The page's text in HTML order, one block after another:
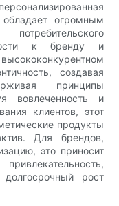
огромным
к бренду и
создавая
принципы
вовлеченность и
клиентов, этот
продукты
Для брендов,
это приносит
рост